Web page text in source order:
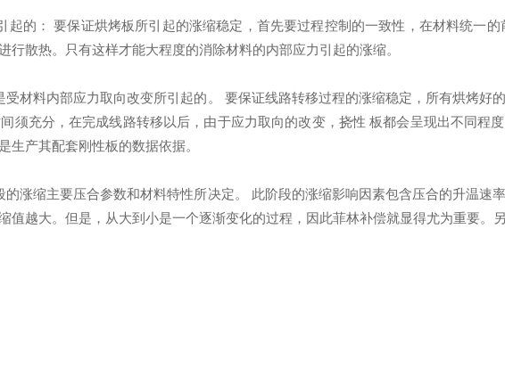
的： 要保证烘烤板所引起的涨缩稳定，首先要过程控制的一致性，在材料统一
散热。只有这样才能大程度的消除材料的内部应力引起的涨缩。
材料内部应力取向改变所引起的。 要保证线路转移过程的涨缩稳定，所有烘烤好
须充分，在完成线路转移以后，由于应力取向的改变，挠性 板都会呈现出不同程
产其配套刚性板的数据依据。
涨缩主要压合参数和材料特性所决定。 此阶段的涨缩影响因素包含压合的升温速
越大。但是，从大到小是一个逐渐变化的过程，因此菲林补偿就显得尤为重要。